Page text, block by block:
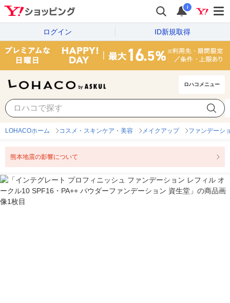
i
ログイン ID新規取得
ロハコメニュー
LOHACOホーム コスメ・スキンケア・美容 メイクアップ ファンデーシ
熊本地震の影響について